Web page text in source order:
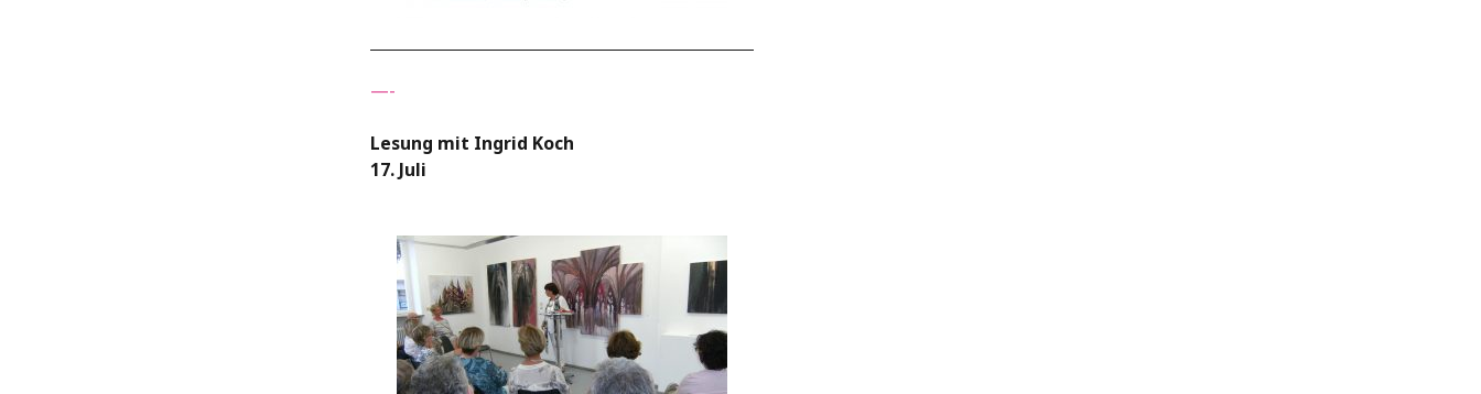
—-
Lesung mit Ingrid Koch
17. Juli